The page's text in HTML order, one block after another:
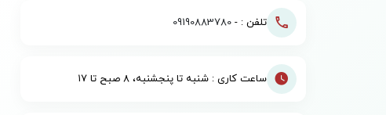
تلفن : - 09190883780
ساعت کاری : شنبه تا پنجشنبه، ۸ صبح تا ۱۷